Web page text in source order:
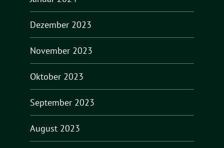
Dezember 2023
November 2023
Oktober 2023
September 2023
August 2023